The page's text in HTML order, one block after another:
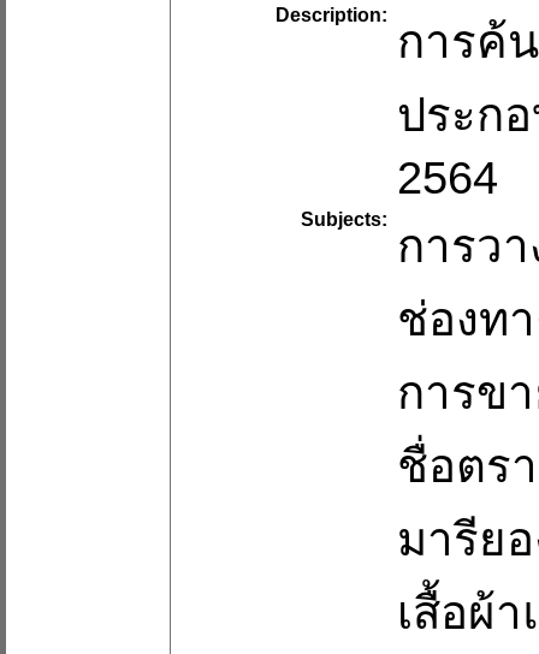
Description:
การค้
ประก
2564
Subjects:
การว
ช่องท
การข
ชื่อตร
มารีย
เสื้อผ้